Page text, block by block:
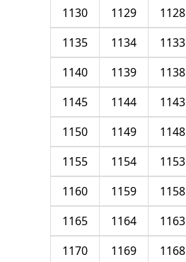
1128
1129
1130
1133
1134
1135
1138
1139
1140
1143
1144
1145
1148
1149
1150
1153
1154
1155
1158
1159
1160
1163
1164
1165
1168
1169
1170